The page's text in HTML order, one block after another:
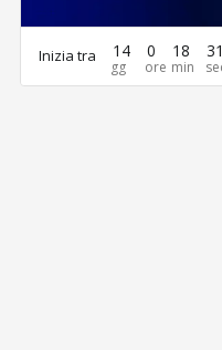
Inizia tra 14 0 18 31